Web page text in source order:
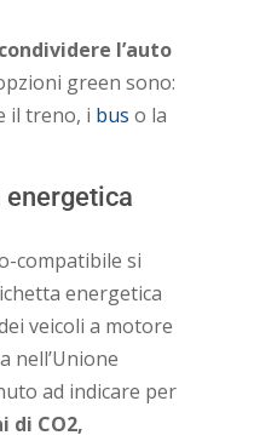
condividere l’auto
green sono:
il treno, i bus o la
energetica
compatibile si
energetica
veicoli a motore
nell’Unione
ad indicare per
di CO2,